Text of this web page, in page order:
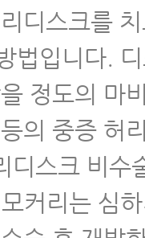
디스크를
법입니다.
정도의 마
의 중증 허
디스크 비수
커리는 심